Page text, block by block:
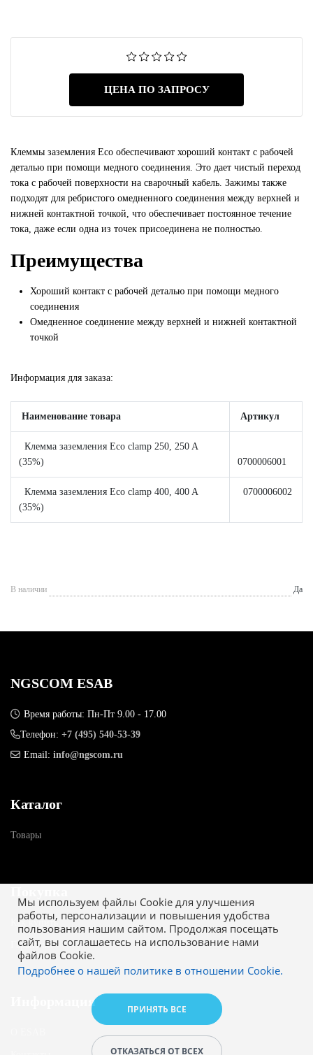
ЦЕНА ПО ЗАПРОСУ
Клеммы заземления Eco обеспечивают хороший контакт с рабочей
деталью при помощи медного соединения. Это дает чистый переход
тока с рабочей поверхности на сварочный кабель. Зажимы также
подходят для ребристого омедненного соединения между верхней и
нижней контактной точкой, что обеспечивает постоянное течение
тока, даже если одна из точек присоединена не полностью.
Преимущества
Хороший контакт с рабочей деталью при помощи медного
соединения
Омедненное соединение между верхней и нижней контактной
точкой
Информация для заказа:
Наименование товара Артикул
Клемма заземления Eco clamp 250, 250 A
(35%)
0700006001
Клемма заземления Eco clamp 400, 400 A
(35%)
0700006002
В наличии Да
Мы используем файлы Cookie для улучшения
работы, персонализации и повышения удобства
пользования нашим сайтом. Продолжая посещать
сайт, вы соглашаетесь на использование нами
файлов Cookie.
Подробнее о нашей политике в отношении Cookie.
ПРИНЯТЬ ВСЕ
ОТКАЗАТЬСЯ ОТ ВСЕХ
NGSCOM ESAB
Время работы: Пн-Пт 9.00 - 17.00
Телефон: +7 (495) 540-53-39
Email: info@ngscom.ru
Каталог
Товары
Как купить
Гарантия
Информация